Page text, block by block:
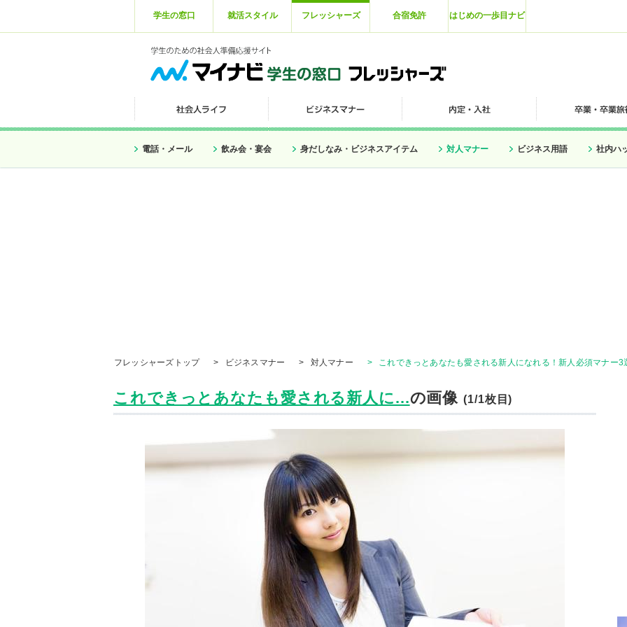
学生の窓口 就活スタイル フレッシャーズ 合宿免許 はじめの一歩目ナビ
電話・メール 飲み会・宴会 身だしなみ・ビジネスアイテム 対人マナー ビジネス用語 社内ハ
フレッシャーズトップ > ビジネスマナー > 対人マナー > これできっとあなたも愛される新人になれる！新人必須マナー3
これできっとあなたも愛される新人に...の画像(1/1枚目)